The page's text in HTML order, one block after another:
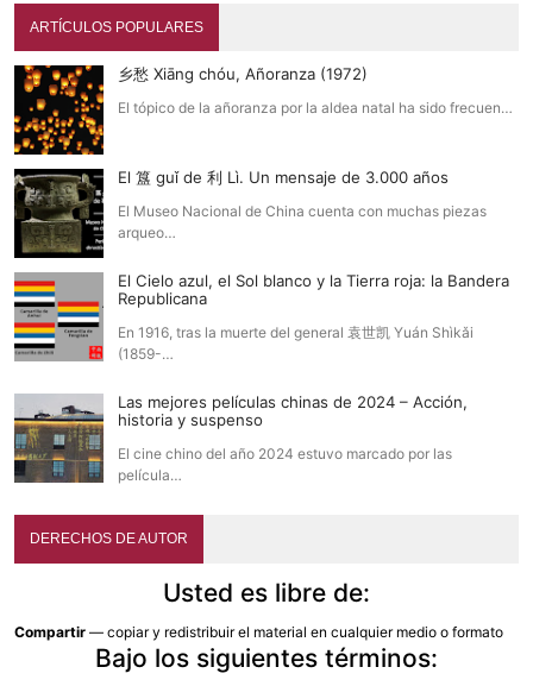
ARTÍCULOS POPULARES
乡愁 Xiāng chóu, Añoranza (1972)
El tópico de la añoranza por la aldea natal ha sido frecuen…
El 簋 guǐ de 利 Lì. Un mensaje de 3.000 años
El Museo Nacional de China cuenta con muchas piezas
arqueo…
El Cielo azul, el Sol blanco y la Tierra roja: la Bandera
Republicana
En 1916, tras la muerte del general 袁世凯 Yuán Shìkǎi
(1859-…
Las mejores películas chinas de 2024 – Acción,
historia y suspenso
El cine chino del año 2024 estuvo marcado por las
película…
DERECHOS DE AUTOR
Usted es libre de:
Compartir — copiar y redistribuir el material en cualquier medio o formato
Bajo los siguientes términos: